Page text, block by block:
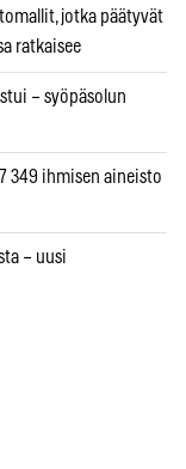
jotka päätyvät
ratkaisee
– syöpäsolun
349 ihmisen aineisto
– uusi